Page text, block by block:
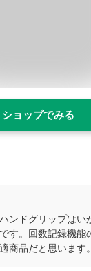
ショップでみる
ンドグリップは
す。回数記録機
商品だと思います